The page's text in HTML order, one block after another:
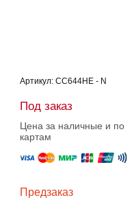
Артикул:CC644HE - N
Под заказ
Цена за наличные и по
картам
Предзаказ